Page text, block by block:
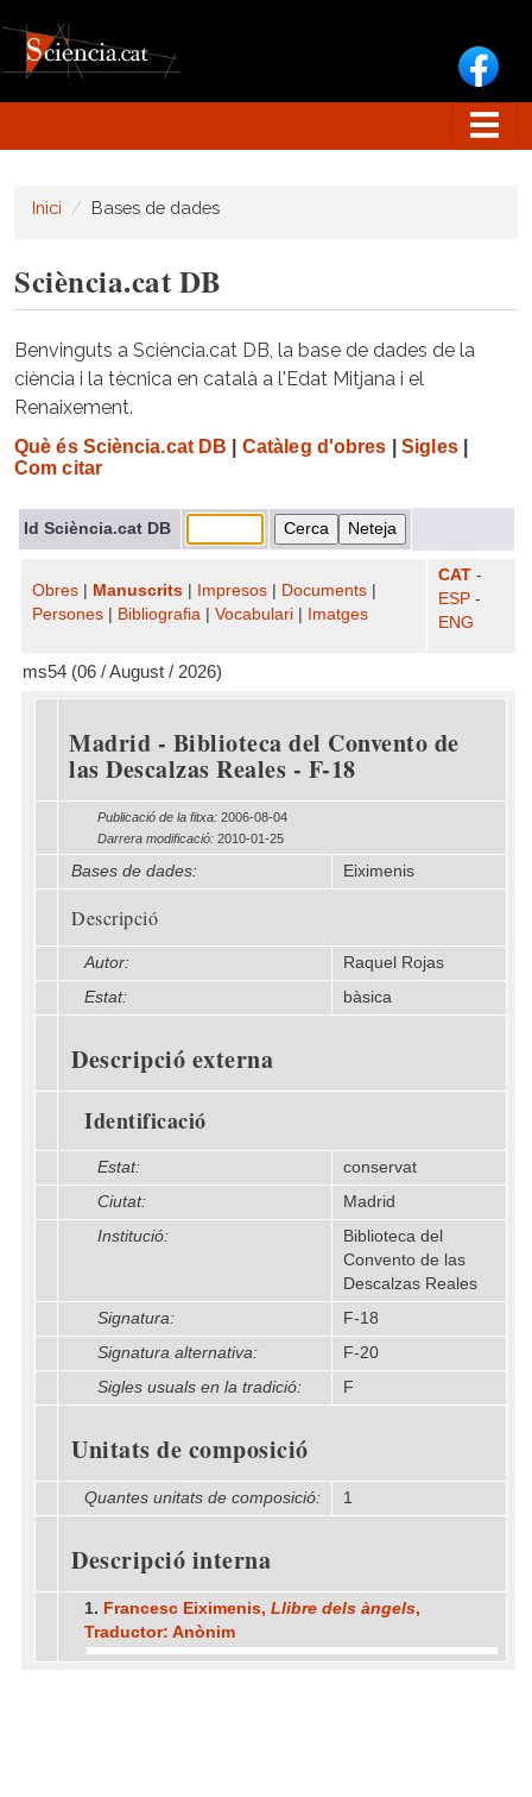
Inici Bases de dades
Sciència.cat DB
Benvinguts a Sciència.cat DB, la base de dades de la
ciència i la tècnica en català a l'Edat Mitjana i el
Renaixement.
Què és Sciència.cat DB Catàleg d'obres Sigles|
Com citar
Id Sciència.cat DB
Obres Manuscrits Impresos Documents
Persones
Bibliografia Vocabulari Imatges
CAT -
ESP -
ENG
ms54 (06 / August / 2026)
Madrid - Biblioteca del Convento de
las Descalzas Reales - F-18
Publicació de la fitxa: 2006-08-04
Darrera modificació: 2010-01-25
Bases de dades: Eiximenis
Descripció
Autor:
Raquel Rojas
Estat:
bàsica
Descripció externa
Identificació
Estat:
conservat
Ciutat:
Madrid
Institució:
Biblioteca del
Convento de las
Descalzas Reales
Signatura:
F-18
Signatura alternativa:
F-20
Sigles usuals en la tradició:
F
Unitats de composició
Quantes unitats de composició: 1
Descripció interna
1. Francesc Eiximenis, Llibre dels àngels,
Traductor: Anònim